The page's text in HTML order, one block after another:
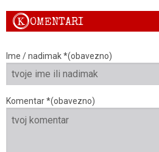
KOMENTARI
Ime / nadimak *(obavezno)
Komentar *(obavezno)